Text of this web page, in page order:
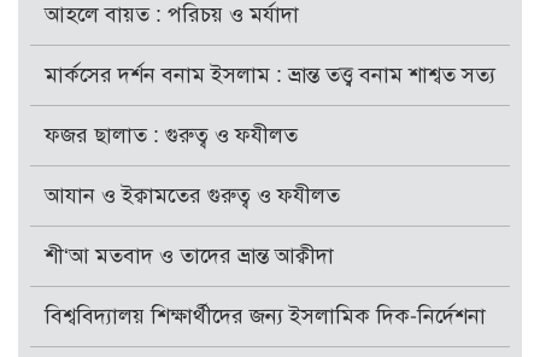
আহলে বায়ত : পরিচয় ও মর্যাদা
মার্কসের দর্শন বনাম ইসলাম : ভ্রান্ত তত্ত্ব বনাম শাশ্বত সত্য
ফজর ছালাত : গুরুত্ব ও ফযীলত
আযান ও ইক্বামতের গুরুত্ব ও ফযীলত
শী‘আ মতবাদ ও তাদের ভ্রান্ত আক্বীদা
বিশ্ববিদ্যালয় শিক্ষার্থীদের জন্য ইসলামিক দিক-নির্দেশনা